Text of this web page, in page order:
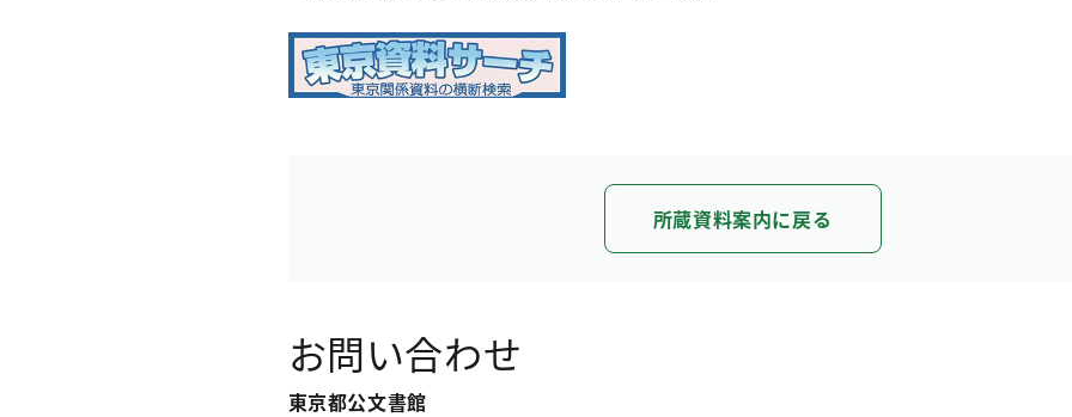
所蔵資料案内に戻る
お問い合わせ
東京都公文書館